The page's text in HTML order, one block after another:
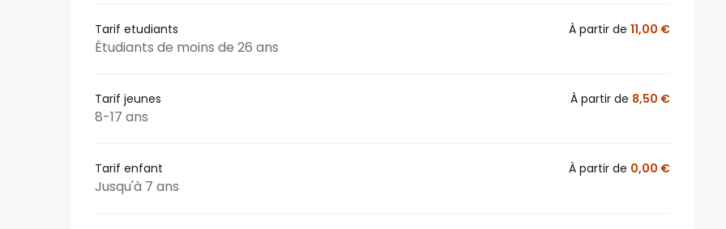
Tarif etudiants
Étudiants de moins de 26 ans
À partir de11,00 €
Tarif jeunes
8-17 ans
À partir de 8,50 €
Tarif enfant
Jusqu'à 7 ans
À partir de 0,00 €